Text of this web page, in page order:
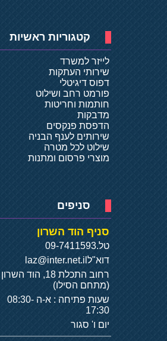
קטגוריות ראשיות
לייזר למשרד
שירותי העתקות
דפוס דיגיטלי
פורמט רחב ושילוט
חותמות וחריטות
מדבקות
הדפסת פנקסים
שירותים לענף הבניה
שילוט לכל מטרה
מוצרי פרסום ומתנות
סניפים
סניף הוד השרון
טל.09-7411593
דוא"ל laz@inter.net.il
רחוב התכלת 18, הוד השרון
(מתחם הסילו)
שעות פתיחה : א-ה 08:30-
17:30
יום ו' סגור